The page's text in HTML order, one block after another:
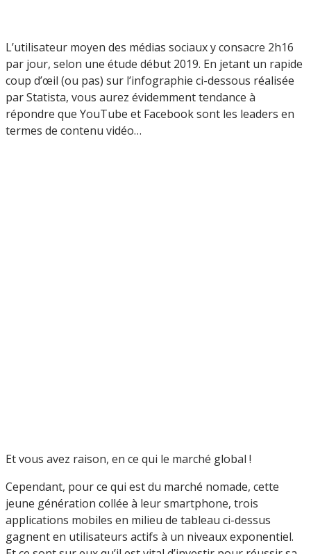
L’utilisateur moyen des médias sociaux y consacre 2h16
par jour, selon une étude début 2019. En jetant un rapide
coup d’œil (ou pas) sur l’infographie ci-dessous réalisée
par Statista, vous aurez évidemment tendance à
répondre que YouTube et Facebook sont les leaders en
termes de contenu vidéo…
Et vous avez raison, en ce qui le marché global !
Cependant, pour ce qui est du marché nomade, cette
jeune génération collée à leur smartphone, trois
applications mobiles en milieu de tableau ci-dessus
gagnent en utilisateurs actifs à un niveaux exponentiel.